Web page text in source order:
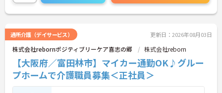
通所介護（デイサービス） 更新日：2026年08月03日
株式会社rebornポジティブリーケア喜志の郷 株式会社reborn
【大阪府／富田林市】マイカー通勤OK♪グルー
プホームで介護職員募集＜正社員＞